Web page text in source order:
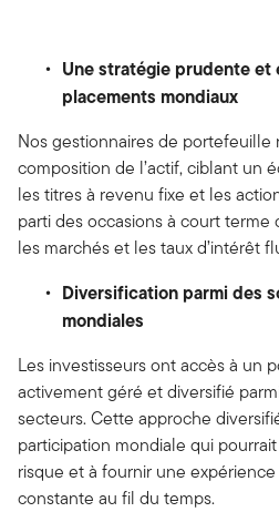
Une stratégie prudente et
placements mondiaux
Nos gestionnaires de
composition de l’actif, ciblant un
les titres à revenu fixe et les
parti des occasions à court
les marchés et les taux d’intérêt
Diversification parmi des
mondiales
Les investisseurs ont accès à un
activement géré et diversifié
secteurs. Cette approche
participation mondiale qui
risque et à fournir une
constante au fil du temps.